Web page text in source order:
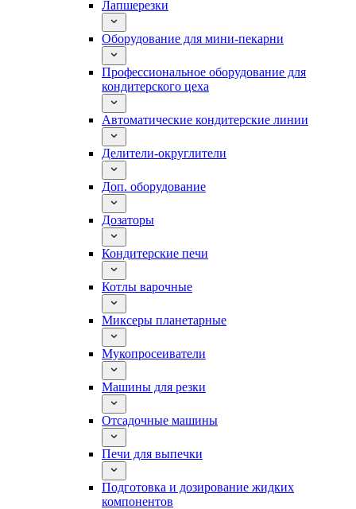
Лапшерезки
Оборудование для мини-пекарни
Профессиональное оборудование для
кондитерского цеха
Автоматические кондитерские линии
Делители-округлители
Доп. оборудование
Дозаторы
Кондитерские печи
Котлы варочные
Миксеры планетарные
Мукопросеиватели
Машины для резки
Отсадочные машины
Печи для выпечки
Подготовка и дозирование жидких
компонентов